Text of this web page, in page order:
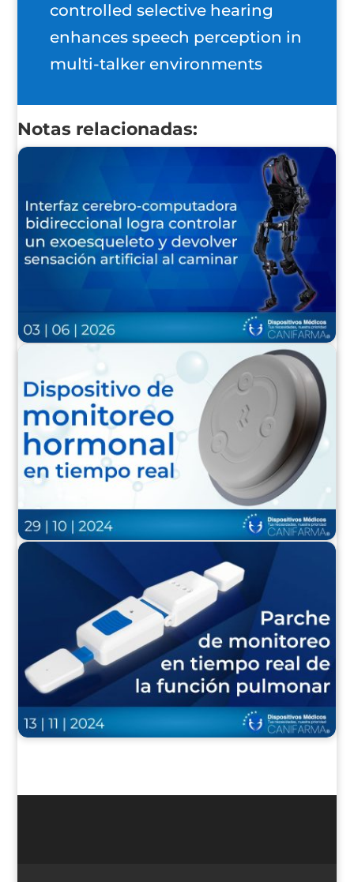
controlled selective hearing
enhances speech perception in
multi-talker environments
Notas relacionadas: